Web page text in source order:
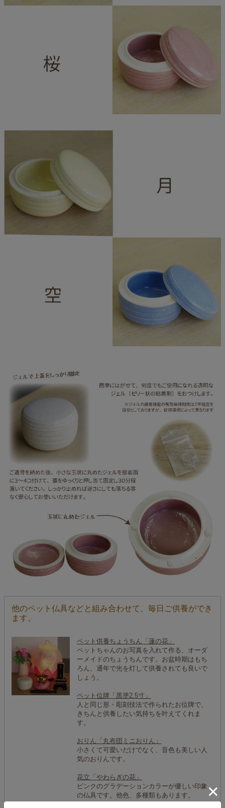
他のペット仏具などと組み合わせて、毎日ご供養ができ
ます。
ペット供養ちょうちん「蓮の花」
ペットちゃんのお写真を入れて作る、オーダ
ーメイドのちょうちんです。お盆時期はもち
ろん、通年で光を灯して供養されても良いで
しょう。
ペット位牌「黒塗2.5寸」
人と同じ形・彫刻技法で作られたお位牌で、
きちんと供養したい気持ちを叶えてくれま
す。
おりん「丸布団ミニおりん」
小さくて可愛いだけでなく、音色も美しい人
気のおりんです。
花立「やわらぎの花」
ピンクのグラデーションカラーが優しい印象
の仏具です。他色、多種類もあります。